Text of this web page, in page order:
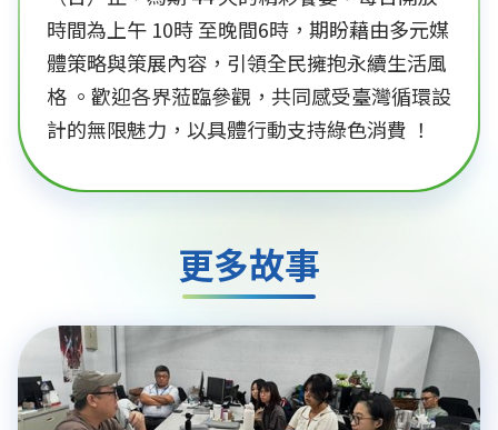
時間為上午 10時 至晚間6時，期盼藉由多元媒
體策略與策展內容，引領全民擁抱永續生活風
格 。歡迎各界蒞臨參觀，共同感受臺灣循環設
計的無限魅力，以具體行動支持綠色消費 ！
更多故事